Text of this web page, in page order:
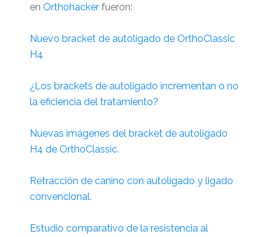
en Orthohackerfueron:
Nuevo bracket de autoligado de OrthoClassic
H4
¿Los brackets de autoligado incrementan o no
la eficiencia del tratamiento?
Nuevas imágenes del bracket de autoligado
H4 de OrthoClassic.
Retracción de canino con autoligado y ligado
convencional.
Estudio comparativo de la resistencia al